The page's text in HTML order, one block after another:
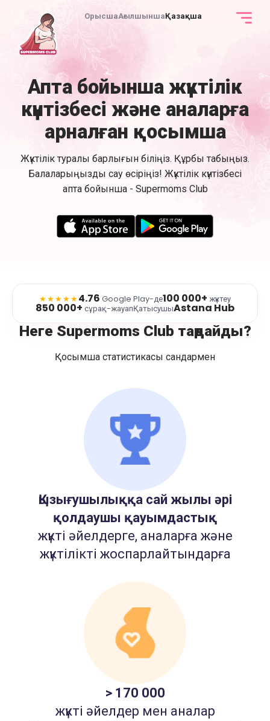
ОрысшаАғылшыншаҚазақша
Апта бойынша жүктілік
күнтізбесі және аналарға
арналған қосымша
Жүктілік туралы барлығын біліңіз. Құрбы табыңыз.
Балаларыңызды сау өсіріңіз! Жүктілік күнтізбесі
апта бойынша - Supermoms Club
★★★★★4.76 Google Play-де100 000+ жүктеу
850 000+ сұрақ-жауапҚатысушыAstana Hub
Неге Supermoms Club таңдайды?
Қосымша статистикасы сандармен
Қызығушылыққа сай жылы әрі
қолдаушы қауымдастық
жүкті әйелдерге, аналарға және
жүктілікті жоспарлайтындарға
> 170 000
жүкті әйелдер мен аналар